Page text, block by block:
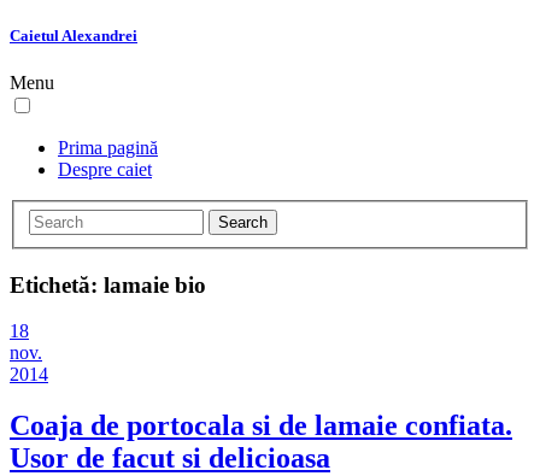
Caietul Alexandrei
Menu
Prima pagină
Despre caiet
Etichetă: lamaie bio
18
nov.
2014
Coaja de portocala si de lamaie confiata.
Usor de facut si delicioasa